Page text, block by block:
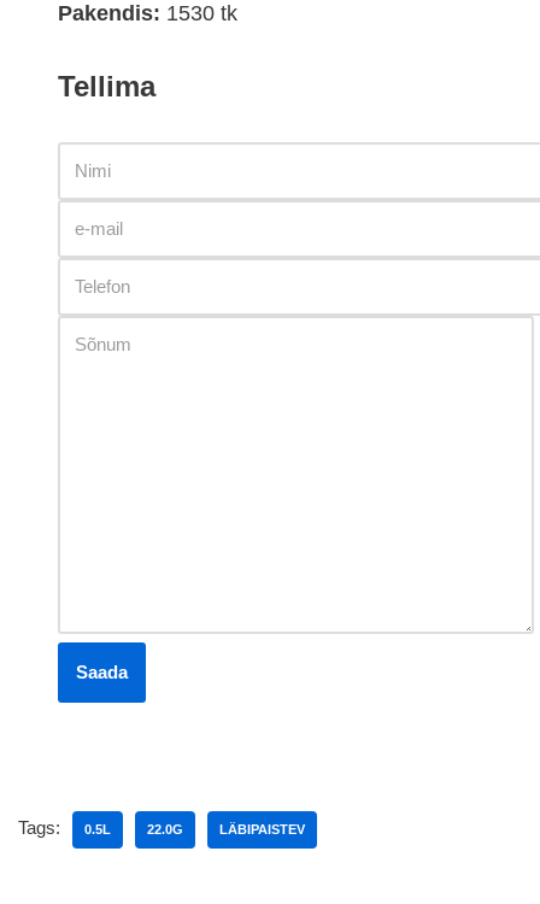
Pakendis: 1530 tk
Tellima
Tags: 0.5L 22.0G LÄBIPAISTEV